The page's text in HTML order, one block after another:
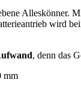
Alleskönner.
wird
, denn das
mm